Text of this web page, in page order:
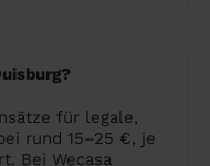
für legale,
rund 15–25 €, je
Bei Wecasa